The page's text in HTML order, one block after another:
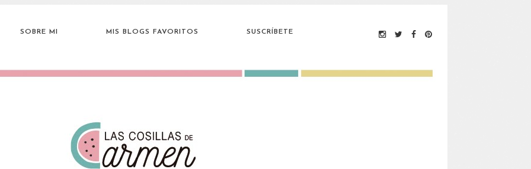
SOBRE MI MIS BLOGS FAVORITOS SUSCRÍBETE